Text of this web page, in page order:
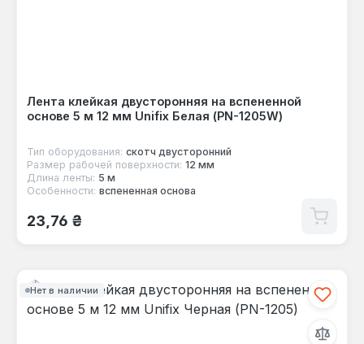
Лента клейкая двусторонняя на вспененной
основе 5 м 12 мм Unifix Белая (PN-1205W)
Тип оборудования: скотч двусторонний
Размер рабочей поверхности: 12 мм
Длина ленты: 5 м
Особенности: вспененная основа
Обычная цена:
23,76 ₴
Нет в наличии